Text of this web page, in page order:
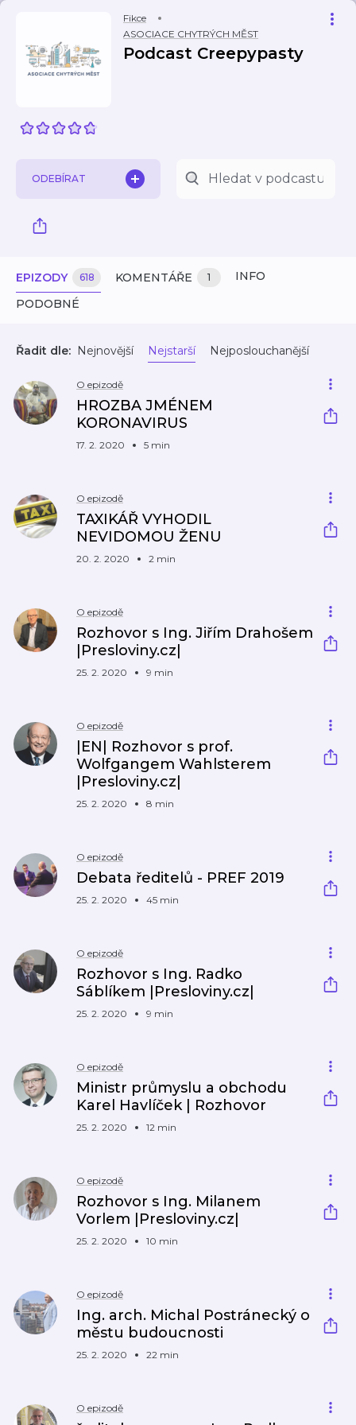
Fikce
ASOCIACE CHYTRÝCH MĚST
Podcast Creepypasty
ODEBÍRAT
EPIZODY 618 KOMENTÁŘE 1
INFO
PODOBNÉ
Řadit dle: Nejnovější Nejstarší Nejposlouchanější
O epizodě
HROZBA JMÉNEM
KORONAVIRUS
17. 2. 2020 5 min
O epizodě
TAXIKÁŘ VYHODIL
NEVIDOMOU ŽENU
20. 2. 2020 2 min
O epizodě
Rozhovor s Ing. Jiřím Drahošem
|Presloviny.cz|
25. 2. 2020 9 min
O epizodě
|EN| Rozhovor s prof.
Wolfgangem Wahlsterem
|Presloviny.cz|
25. 2. 2020 8 min
O epizodě
Debata ředitelů - PREF 2019
25. 2. 2020 45 min
O epizodě
Rozhovor s Ing. Radko
Sáblíkem |Presloviny.cz|
25. 2. 2020 9 min
O epizodě
Ministr průmyslu a obchodu
Karel Havlíček | Rozhovor
25. 2. 2020 12 min
O epizodě
Rozhovor s Ing. Milanem
Vorlem |Presloviny.cz|
25. 2. 2020 10 min
O epizodě
Ing. arch. Michal Postránecký o
městu budoucnosti
25. 2. 2020 22 min
O epizodě